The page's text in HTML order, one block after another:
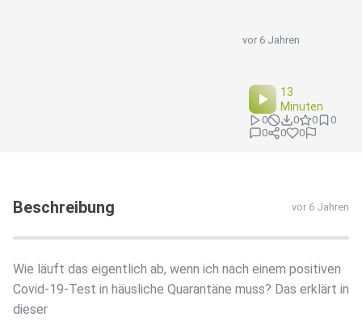
vor 6 Jahren
13
Minuten
0 0 0
0
0
0 0
Beschreibung vor 6 Jahren
Wie läuft das eigentlich ab, wenn ich nach einem positiven
Covid-19-Test in häusliche Quarantäne muss? Das erklärt in
dieser